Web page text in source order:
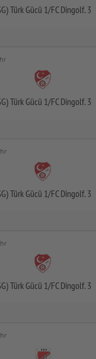
Türk Gücü 1/FC Dingolf. 3
Türk Gücü 1/FC Dingolf. 3
Türk Gücü 1/FC Dingolf. 3
Türk Gücü 1/FC Dingolf. 3